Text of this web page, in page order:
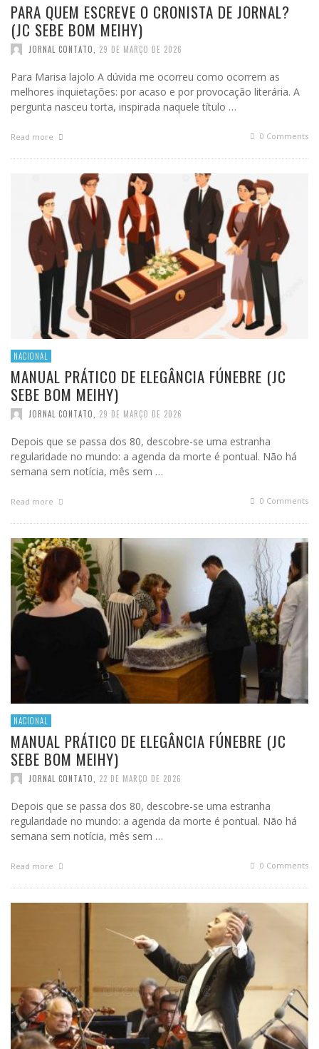
PARA QUEM ESCREVE O CRONISTA DE JORNAL?
(JC SEBE BOM MEIHY)
JORNAL CONTATO, 29 DE MARÇO DE 2026
Para Marisa lajolo A dúvida me ocorreu como ocorrem as
melhores inquietações: por acaso e por provocação literária. A
pergunta nasceu torta, inspirada naquele título …
Read more 0 Comments
NACIONAL
MANUAL PRÁTICO DE ELEGÂNCIA FÚNEBRE (JC
SEBE BOM MEIHY)
JORNAL CONTATO, 29 DE MARÇO DE 2026
Depois que se passa dos 80, descobre-se uma estranha
regularidade no mundo: a agenda da morte é pontual. Não há
semana sem notícia, mês sem …
Read more 0 Comments
NACIONAL
MANUAL PRÁTICO DE ELEGÂNCIA FÚNEBRE (JC
SEBE BOM MEIHY)
JORNAL CONTATO, 22 DE MARÇO DE 2026
Depois que se passa dos 80, descobre-se uma estranha
regularidade no mundo: a agenda da morte é pontual. Não há
semana sem notícia, mês sem …
Read more 0 Comments